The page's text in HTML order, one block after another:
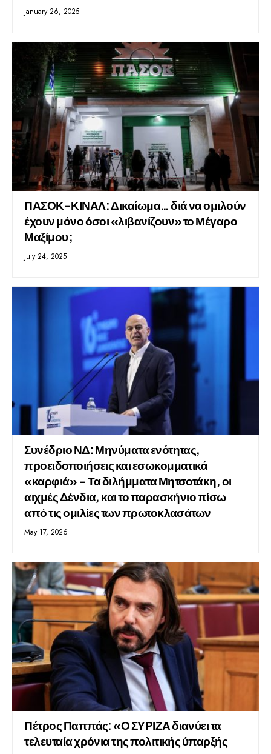
January 26, 2025
ΠΑΣΟΚ-ΚΙΝΑΛ: Δικαίωμα… διά να ομιλούν
έχουν μόνο όσοι «λιβανίζουν» το Μέγαρο
Μαξίμου;
July 24, 2025
Συνέδριο ΝΔ: Μηνύματα ενότητας,
προειδοποιήσεις και εσωκομματικά
«καρφιά» – Τα διλήμματα Μητσοτάκη, οι
αιχμές Δένδια, και το παρασκήνιο πίσω
από τις ομιλίες των πρωτοκλασάτων
May 17, 2026
Πέτρος Παππάς: «Ο ΣΥΡΙΖΑ διανύει τα
τελευταία χρόνια της πολιτικής ύπαρξής